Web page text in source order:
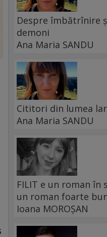
Despre îmbătrînire
demoni
Ana Maria SANDU
Cititori din lumea
Ana Maria SANDU
FILIT e un roman în
un roman foarte
Ioana MOROȘAN